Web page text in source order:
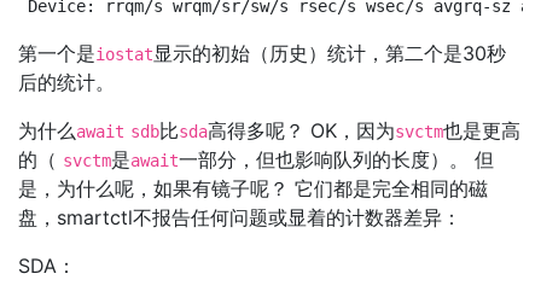
Device: rrqm/s wrqm/sr/sw/s rsec/s wsec/s avgrq-sz
第一个是iostat显示的初始（历史）统计，第二个是30秒
后的统计。
为什么await sdb比sda高得多呢？ OK，因为svctm也是更高
的（ svctm是await一部分，但也影响队列的长度）。 但
是，为什么呢，如果有镜子呢？ 它们都是完全相同的磁
盘，smartctl不报告任何问题或显着的计数器差异：
SDA：